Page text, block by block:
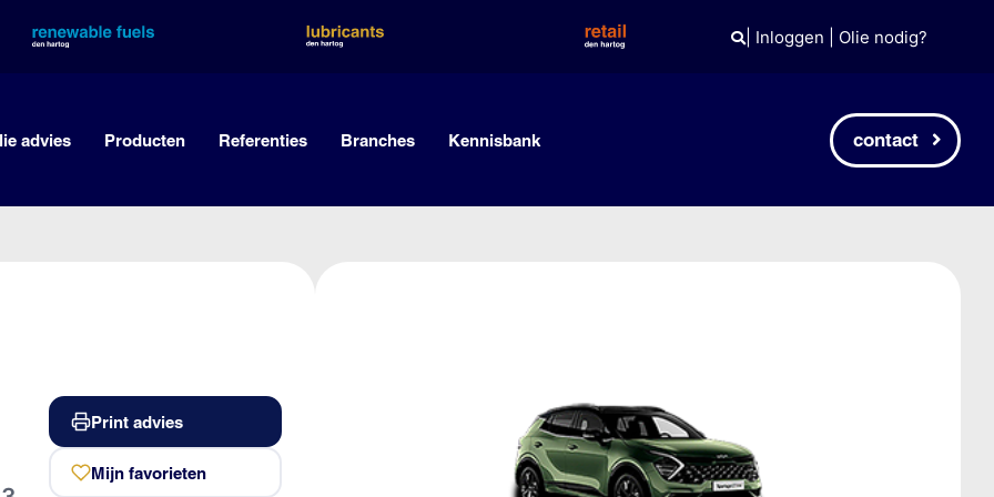
| Inloggen Olie nodig?
advies Producten Referenties Branches Kennisbank contact
Print advies
Mijn favorieten